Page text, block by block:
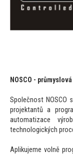
NOSCO -
Společnost NOSCO
projektantů a
automatizace
technologických
Aplikujeme volně